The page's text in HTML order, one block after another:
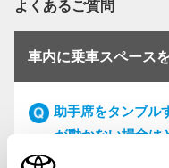
よくあるご質問
車内に乗車スペース
助手席をタンブル
が動かない場合は